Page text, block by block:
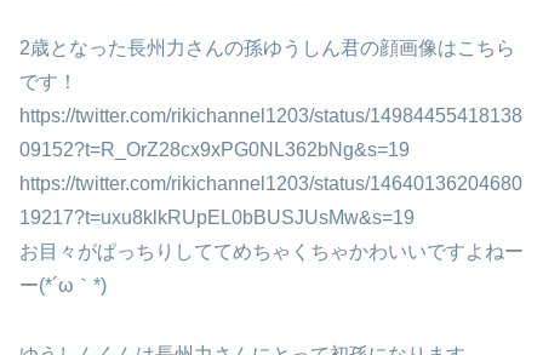
2歳となった長州力さんの孫ゆうしん君の顔画像はこちら
です！
https://twitter.com/rikichannel1203/status/14984455418138
09152?t=R_OrZ28cx9xPG0NL362bNg&s=19
https://twitter.com/rikichannel1203/status/14640136204680
19217?t=uxu8klkRUpEL0bBUSJUsMw&s=19
お目々がぱっちりしててめちゃくちゃかわいいですよねー
ー(*´ω｀*)